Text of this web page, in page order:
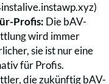
Profis: Die bAV-
wird immer
sie ist nur eine
für Profis.
die zukünftig bAV-